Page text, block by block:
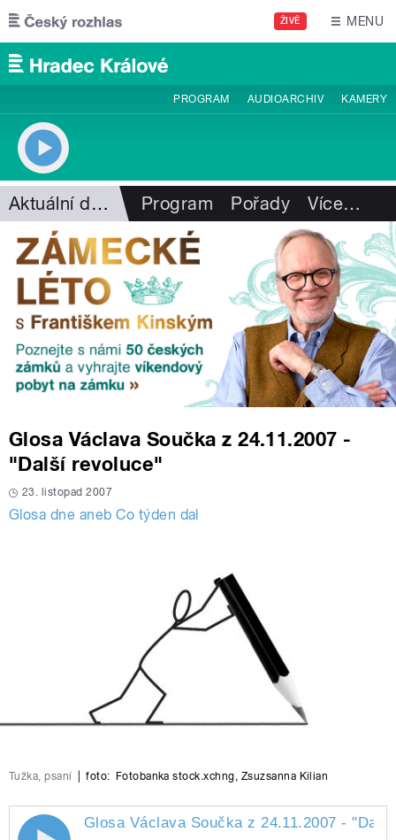
Přejít k hlavnímu obsahu
ŽIVĚ MENU
PROGRAM AUDIOARCHIV KAMERY
Aktuální dění Program Pořady Více…
Glosa Václava Součka z 24.11.2007 -
"Další revoluce"
23. listopad 2007
Glosa dne aneb Co týden dal
Tužka, psaní foto: Fotobanka stock.xchng, Zsuzsanna Kilian
Glosa Václava Součka z 24.11.2007 - "Další